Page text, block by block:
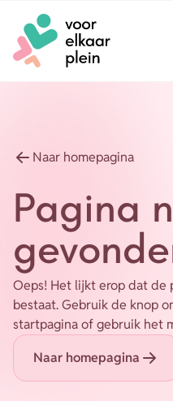
Naar hoofdinhoud
Naar voettekst
Gezond blijven
Geldzaken
Meedoen
Opvoeden en
Wonen
Leefbaarheid
Agenda
Nieuws
Vrijwilligersvacatures
Organisaties
Over ons
Naar homepagina
Pagina
Oeps! Het lijkt erop dat de
bestaat. Gebruik de knop
startpagina of gebruik het
Naar homepagina